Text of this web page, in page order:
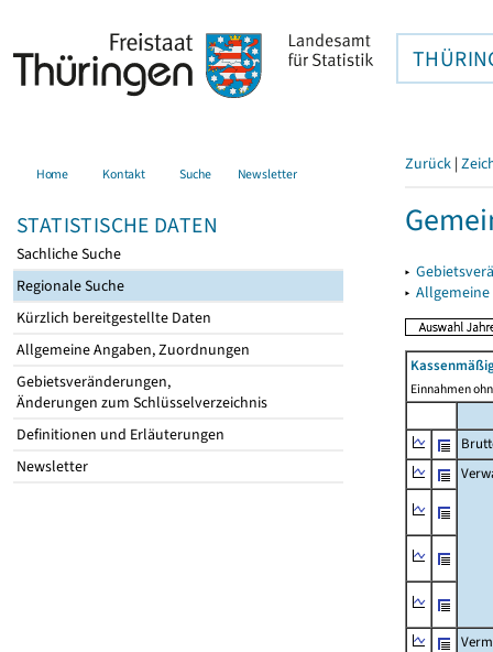
Home Kontakt Suche Newsletter
STATISTISCHE DATEN
Sachliche Suche
Regionale Suche
Kürzlich bereitgestellte Daten
Allgemeine Angaben, Zuordnungen
Gebietsveränderungen,
Änderungen zum Schlüsselverzeichnis
Definitionen und Erläuterungen
Newsletter
Zurück |
▸
▸
Einnahmen